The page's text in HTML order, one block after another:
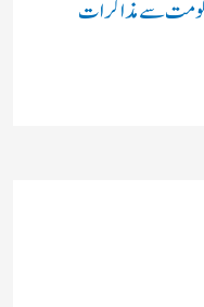
حکومت سے مذاکرات